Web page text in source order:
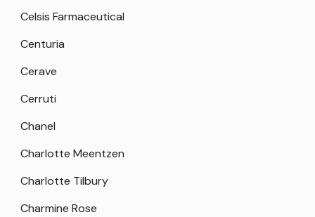
Celsis Farmaceutical
Centuria
Cerave
Cerruti
Chanel
Charlotte Meentzen
Charlotte Tilbury
Charmine Rose